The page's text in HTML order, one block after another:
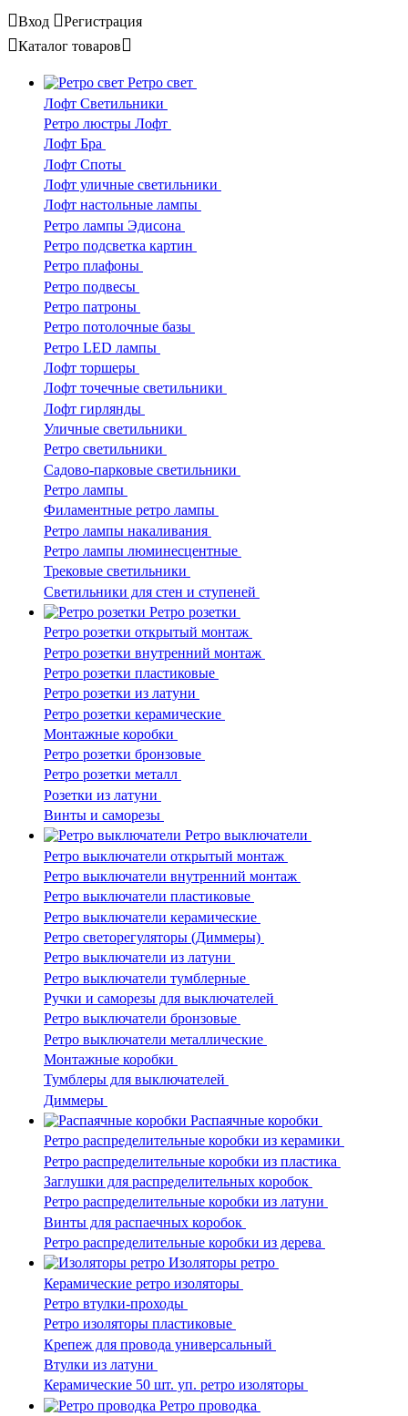
Вход
Регистрация
Каталог товаров
Ретро свет
Лофт Светильники
Ретро люстры Лофт
Лофт Бра
Лофт Споты
Лофт уличные светильники
Лофт настольные лампы
Ретро лампы Эдисона
Ретро подсветка картин
Ретро плафоны
Ретро подвесы
Ретро патроны
Ретро потолочные базы
Ретро LED лампы
Лофт торшеры
Лофт точечные светильники
Лофт гирлянды
Уличные светильники
Ретро светильники
Садово-парковые светильники
Ретро лампы
Филаментные ретро лампы
Ретро лампы накаливания
Ретро лампы люминесцентные
Трековые светильники
Светильники для стен и ступеней
Ретро розетки
Ретро розетки открытый монтаж
Ретро розетки внутренний монтаж
Ретро розетки пластиковые
Ретро розетки из латуни
Ретро розетки керамические
Монтажные коробки
Ретро розетки бронзовые
Ретро розетки металл
Розетки из латуни
Винты и саморезы
Ретро выключатели
Ретро выключатели открытый монтаж
Ретро выключатели внутренний монтаж
Ретро выключатели пластиковые
Ретро выключатели керамические
Ретро светорегуляторы (Диммеры)
Ретро выключатели из латуни
Ретро выключатели тумблерные
Ручки и саморезы для выключателей
Ретро выключатели бронзовые
Ретро выключатели металлические
Монтажные коробки
Тумблеры для выключателей
Диммеры
Распаячные коробки
Ретро распределительные коробки из керамики
Ретро распределительные коробки из пластика
Заглушки для распределительных коробок
Ретро распределительные коробки из латуни
Винты для распаечных коробок
Ретро распределительные коробки из дерева
Изоляторы ретро
Керамические ретро изоляторы
Ретро втулки-проходы
Ретро изоляторы пластиковые
Крепеж для провода универсальный
Втулки из латуни
Керамические 50 шт. уп. ретро изоляторы
Ретро проводка